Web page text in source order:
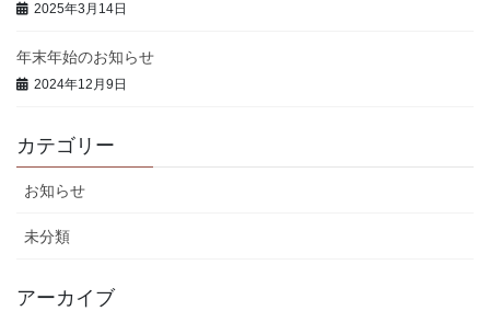
2025年3月14日
年末年始のお知らせ
2024年12月9日
カテゴリー
お知らせ
未分類
アーカイブ